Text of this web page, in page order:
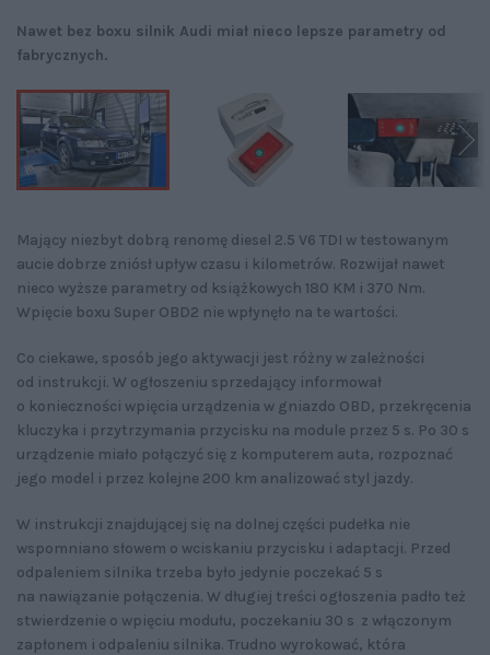
Nawet bez boxu silnik Audi miał nieco lepsze parametry od
fabrycznych.
Mający niezbyt dobrą renomę diesel 2.5 V6 TDI w testowanym
aucie dobrze zniósł upływ czasu i kilometrów. Rozwijał nawet
nieco wyższe parametry od książkowych 180 KM i 370 Nm.
Wpięcie boxu Super OBD2 nie wpłynęło na te wartości.
Co ciekawe, sposób jego aktywacji jest różny w zależności
od instrukcji. W ogłoszeniu sprzedający informował
o konieczności wpięcia urządzenia w gniazdo OBD, przekręcenia
kluczyka i przytrzymania przycisku na module przez 5 s. Po 30 s
urządzenie miało połączyć się z komputerem auta, rozpoznać
jego model i przez kolejne 200 km analizować styl jazdy.
W instrukcji znajdującej się na dolnej części pudełka nie
wspomniano słowem o wciskaniu przycisku i adaptacji. Przed
odpaleniem silnika trzeba było jedynie poczekać 5 s
na nawiązanie połączenia. W długiej treści ogłoszenia padło też
stwierdzenie o wpięciu modułu, poczekaniu 30 s z włączonym
zapłonem i odpaleniu silnika. Trudno wyrokować, która